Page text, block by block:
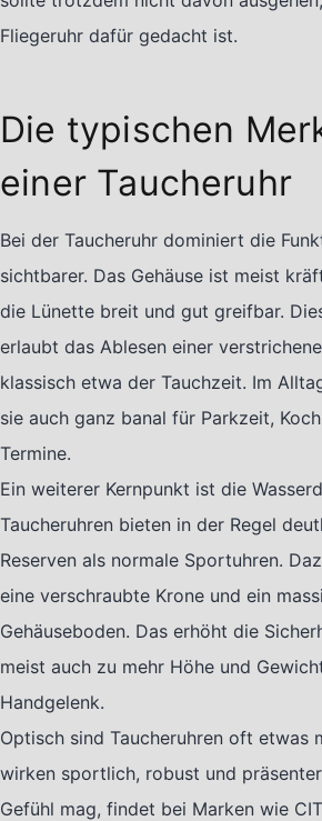
Fliegeruhr dafür gedacht ist.
Die typischen
einer Taucheruhr
Bei der Taucheruhr dominiert die
sichtbarer. Das Gehäuse ist meist
die Lünette breit und gut greifbar.
erlaubt das Ablesen einer
klassisch etwa der Tauchzeit. Im
sie auch ganz banal für Parkzeit,
Termine.
Ein weiterer Kernpunkt ist die
Taucheruhren bieten in der Regel
Reserven als normale Sportuhren.
eine verschraubte Krone und ein
Gehäuseboden. Das erhöht die
meist auch zu mehr Höhe und
Handgelenk.
Optisch sind Taucheruhren oft etwas
wirken sportlich, robust und
Gefühl mag, findet bei Marken wie